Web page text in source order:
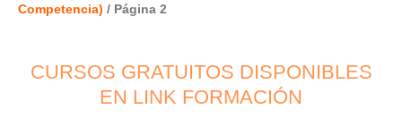
Competencia) / Página 2
CURSOS GRATUITOS DISPONIBLES
EN LINK FORMACIÓN